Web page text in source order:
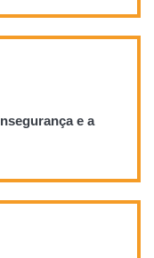
e a